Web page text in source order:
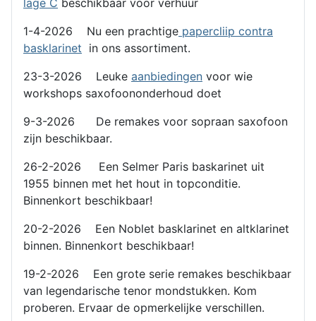
lage C beschikbaar voor verhuur
1-4-2026 Nu een prachtige papercliip contra
basklarinet in ons assortiment.
23-3-2026 Leuke aanbiedingen voor wie
workshops saxofoononderhoud doet
9-3-2026 De remakes voor sopraan saxofoon
zijn beschikbaar.
26-2-2026 Een Selmer Paris baskarinet uit
1955 binnen met het hout in topconditie.
Binnenkort beschikbaar!
20-2-2026 Een Noblet basklarinet en altklarinet
binnen. Binnenkort beschikbaar!
19-2-2026 Een grote serie remakes beschikbaar
van legendarische tenor mondstukken. Kom
proberen. Ervaar de opmerkelijke verschillen.